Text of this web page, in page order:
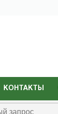
КОНТАКТЫ